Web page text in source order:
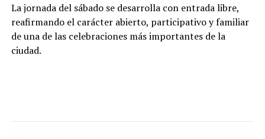
La jornada del sábado se desarrolla con entrada libre,
reafirmando el carácter abierto, participativo y familiar
de una de las celebraciones más importantes de la
ciudad.